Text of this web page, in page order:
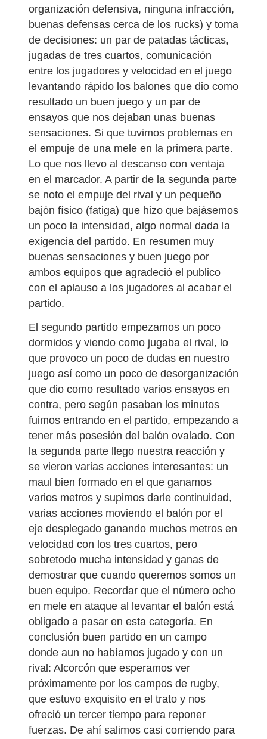
organización defensiva, ninguna infracción,
buenas defensas cerca de los rucks) y toma
de decisiones: un par de patadas tácticas,
jugadas de tres cuartos, comunicación
entre los jugadores y velocidad en el juego
levantando rápido los balones que dio como
resultado un buen juego y un par de
ensayos que nos dejaban unas buenas
sensaciones. Si que tuvimos problemas en
el empuje de una mele en la primera parte.
Lo que nos llevo al descanso con ventaja
en el marcador. A partir de la segunda parte
se noto el empuje del rival y un pequeño
bajón físico (fatiga) que hizo que bajásemos
un poco la intensidad, algo normal dada la
exigencia del partido. En resumen muy
buenas sensaciones y buen juego por
ambos equipos que agradeció el publico
con el aplauso a los jugadores al acabar el
partido.
El segundo partido empezamos un poco
dormidos y viendo como jugaba el rival, lo
que provoco un poco de dudas en nuestro
juego así como un poco de desorganización
que dio como resultado varios ensayos en
contra, pero según pasaban los minutos
fuimos entrando en el partido, empezando a
tener más posesión del balón ovalado. Con
la segunda parte llego nuestra reacción y
se vieron varias acciones interesantes: un
maul bien formado en el que ganamos
varios metros y supimos darle continuidad,
varias acciones moviendo el balón por el
eje desplegado ganando muchos metros en
velocidad con los tres cuartos, pero
sobretodo mucha intensidad y ganas de
demostrar que cuando queremos somos un
buen equipo. Recordar que el número ocho
en mele en ataque al levantar el balón está
obligado a pasar en esta categoría. En
conclusión buen partido en un campo
donde aun no habíamos jugado y con un
rival: Alcorcón que esperamos ver
próximamente por los campos de rugby,
que estuvo exquisito en el trato y nos
ofreció un tercer tiempo para reponer
fuerzas. De ahí salimos casi corriendo para